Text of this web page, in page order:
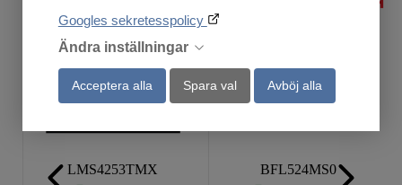
Googles sekretesspolicy
Ändra inställningar
Acceptera alla Spara val Avböj alla
LMS4253TMX BFL524MS0